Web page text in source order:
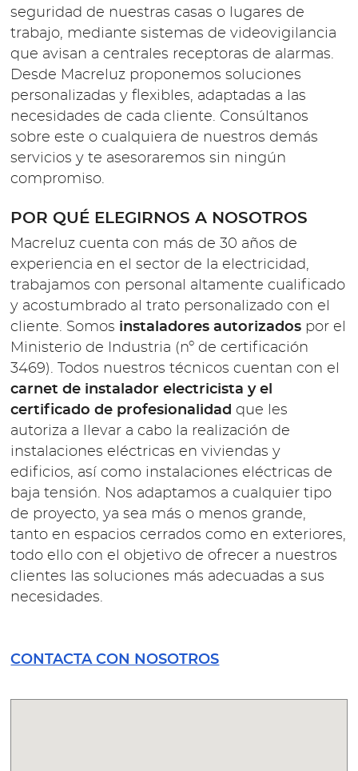
seguridad de nuestras casas o lugares de
trabajo, mediante sistemas de videovigilancia
que avisan a centrales receptoras de alarmas.
Desde Macreluz proponemos soluciones
personalizadas y flexibles, adaptadas a las
necesidades de cada cliente. Consúltanos
sobre este o cualquiera de nuestros demás
servicios y te asesoraremos sin ningún
compromiso.
POR QUÉ ELEGIRNOS A NOSOTROS
Macreluz cuenta con más de 30 años de
experiencia en el sector de la electricidad,
trabajamos con personal altamente cualificado
y acostumbrado al trato personalizado con el
cliente. Somos instaladores autorizados por el
Ministerio de Industria (nº de certificación
3469). Todos nuestros técnicos cuentan con el
carnet de instalador electricista y el
certificado de profesionalidad que les
autoriza a llevar a cabo la realización de
instalaciones eléctricas en viviendas y
edificios, así como instalaciones eléctricas de
baja tensión. Nos adaptamos a cualquier tipo
de proyecto, ya sea más o menos grande,
tanto en espacios cerrados como en exteriores,
todo ello con el objetivo de ofrecer a nuestros
clientes las soluciones más adecuadas a sus
necesidades.
CONTACTA CON NOSOTROS